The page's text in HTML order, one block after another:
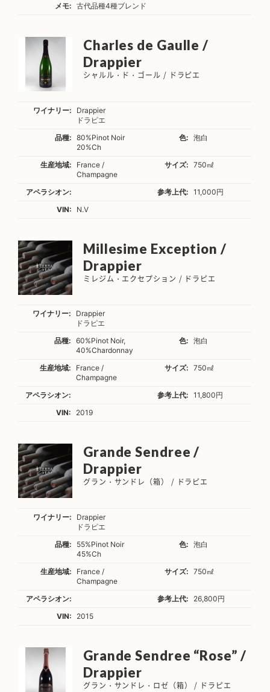
メモ: 古代品種4種ブレンド
Charles de Gaulle /
Drappier
シャルル・ド・ゴール / ドラピエ
ワイナリー:
Drappier
ドラピエ
品種:
80%Pinot Noir
20%Ch
色: 泡白
生産地域:
France /
Champagne
サイズ: 750㎖
アペラシオン: 参考上代:
11,000円
VIN:
N.V
Millesime Exception /
Drappier
ミレジム・エクセプション / ドラピエ
ワイナリー:
Drappier
ドラピエ
品種:
60%Pinot Noir,
40%Chardonnay
色: 泡白
生産地域:
France /
Champagne
サイズ: 750㎖
アペラシオン: 参考上代:
11,800円
VIN:
2019
Grande Sendree /
Drappier
グラン・サンドレ（箱） / ドラピエ
ワイナリー:
Drappier
ドラピエ
品種:
55%Pinot Noir
45%Ch
色: 泡白
生産地域:
France /
Champagne
サイズ: 750㎖
アペラシオン: 参考上代:
26,800円
VIN:
2015
Grande Sendree “Rose” /
Drappier
グラン・サンドレ・ロゼ（箱） / ドラピエ